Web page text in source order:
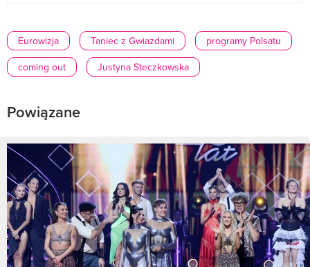
Eurowizja Taniec z Gwiazdami
programy Polsatu
coming out
Justyna Steczkowska
Powiązane